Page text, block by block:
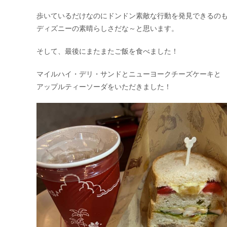
歩いているだけなのにドンドン素敵な行動を発見できるの
ディズニーの素晴らしさだな～と思います。
そして、最後にまたまたご飯を食べました！
マイルハイ・デリ・サンドとニューヨークチーズケーキと
アップルティーソーダをいただきました！